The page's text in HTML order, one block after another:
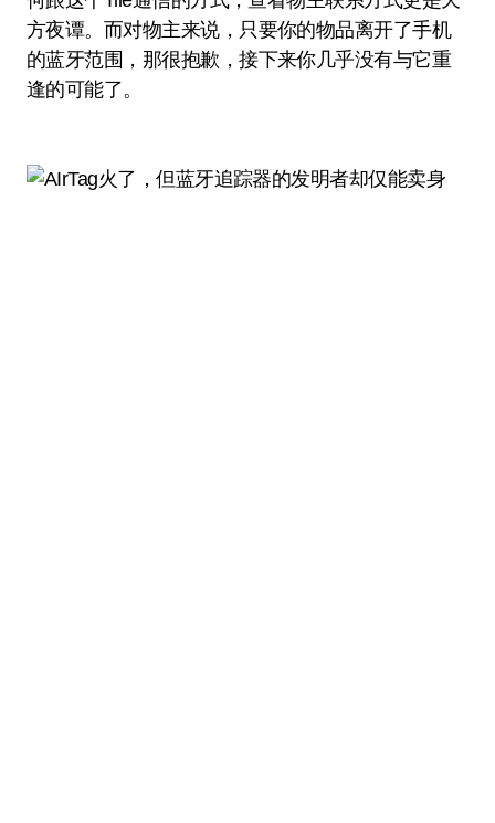
方夜谭。而对物主来说，只要你的物品离开了手机
的蓝牙范围，那很抱歉，接下来你几乎没有与它重
逢的可能了。